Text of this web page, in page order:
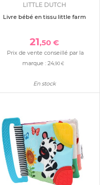
LITTLE DUTCH
Livre bébé en tissu little farm
21,50 €
Prix de vente conseillé par la
marque :24,90 €
En stock